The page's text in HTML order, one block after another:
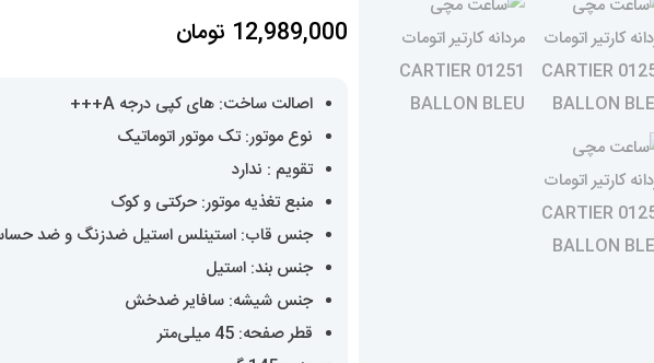
12,989,000 تومان
اصالت ساخت: های کپی درجه A+++
نوع موتور: تک موتور اتوماتیک
تقویم : ندارد
منبع تغذیه موتور: حرکتی و کوک
جنس قاب: استینلس استیل ضدزنگ و ضد
جنس بند: استیل
جنس شیشه: سافایر ضدخش
قطر صفحه: 45 میلی‌متر